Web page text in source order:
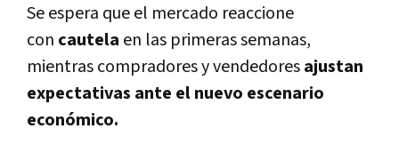
Se espera que el mercado reaccione
con cautela en las primeras semanas,
mientras compradores y vendedoresajustan
expectativas ante el nuevo escenario
económico.